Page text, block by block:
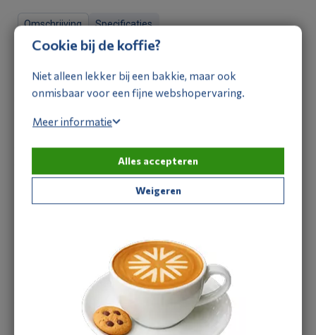
Omschrijving Specificaties
Omschrijving
De Jacob kabelwartels IP68 zorgen ervoor dat een kabel die
naar een warteldoos loopt veilig wordt bevestigd. De lichtgrijze
kabelwartels hebben een schroefdraadaansluiting M20x1,5,
worden gebruikt voor algemene toepassingen, in omgevingen
waar geen sprake is van extreme omstandigheden.
Heb je een vraag over dit product?
Ons verkoopteam staat je graag te woord:
088-1668375
info@aircomponents.nl
Cookie bij de koffie?
Niet alleen lekker bij een bakkie, maar ook
onmisbaar voor een fijne webshopervaring.
Meer informatie
Alles accepteren
Weigeren